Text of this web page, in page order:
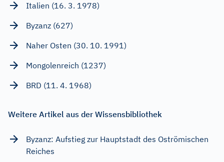
Italien (16. 3. 1978)
Byzanz (627)
Naher Osten (30. 10. 1991)
Mongolenreich (1237)
BRD (11. 4. 1968)
Weitere Artikel aus der Wissensbibliothek
Byzanz: Aufstieg zur Hauptstadt des Oströmischen
Reiches